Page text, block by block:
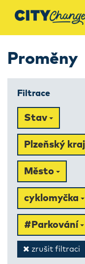
Proměny
Filtrace
Stav
Plzeňský kraj
Město
cyklomyčka
#Parkování
zrušit filtraci